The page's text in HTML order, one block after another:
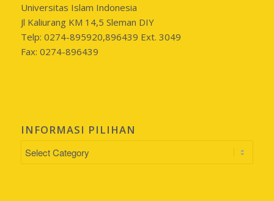
Universitas Islam Indonesia
Jl Kaliurang KM 14,5 Sleman DIY
Telp: 0274-895920,896439 Ext. 3049
Fax: 0274-896439
INFORMASI PILIHAN
INFORMASI